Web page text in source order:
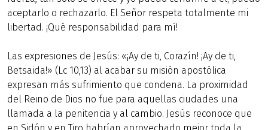
aceptarlo o rechazarlo. El Señor respeta totalmente mi
libertad. ¡Qué responsabilidad para mí!
Las expresiones de Jesús: «¡Ay de ti, Corazín! ¡Ay de ti,
Betsaida!» (Lc 10,13) al acabar su misión apostólica
expresan más sufrimiento que condena. La proximidad
del Reino de Dios no fue para aquellas ciudades una
llamada a la penitencia y al cambio. Jesús reconoce que